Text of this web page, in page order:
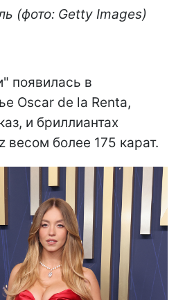
(фото: Getty Images)
появилась в
Oscar de la Renta,
и бриллиантах
весом более 175 карат.